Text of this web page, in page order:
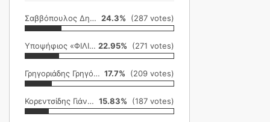
Σαββόπουλος Δημήτρης 24.3% (287 votes)
Υποψήφιος «ΦΙΛΙΚΗ ΕΤΑΙΡΕΙΑ» 22.95% (271 votes)
Γρηγοριάδης Γρηγόρης 17.7% (209 votes)
Κορεντσίδης Γιάννης 15.83% (187 votes)